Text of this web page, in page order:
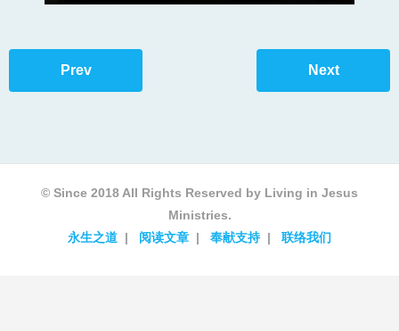
Prev Next
© Since 2018 All Rights Reserved by Living in Jesus
Ministries.
永生之道
阅读文章 奉献支持 联络我们